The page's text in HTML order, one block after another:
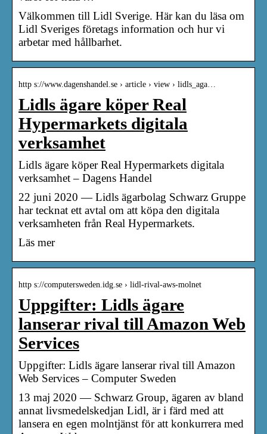
Välkommen till Lidl Sverige. Här kan du läsa om
Lidl Sveriges företags information och hur vi
arbetar med hållbarhet.
http s://www.dagenshandel.se › article › view › lidls_aga…
Lidls ägare köper Real
Hypermarkets digitala
verksamhet
Lidls ägare köper Real Hypermarkets digitala
verksamhet – Dagens Handel
22 juni 2020 — Lidls ägarbolag Schwarz Gruppe
har tecknat ett avtal om att köpa den digitala
verksamheten från Real Hypermarkets.
Läs mer
http s://computersweden.idg.se › lidl-rival-aws-molnet
Uppgifter: Lidls ägare
lanserar rival till Amazon Web
Services
Uppgifter: Lidls ägare lanserar rival till Amazon
Web Services – Computer Sweden
13 maj 2020 — Schwarz Group, ägaren av bland
annat livsmedelskedjan Lidl, är i färd med att
lansera en egen molntjänst för att konkurrera med